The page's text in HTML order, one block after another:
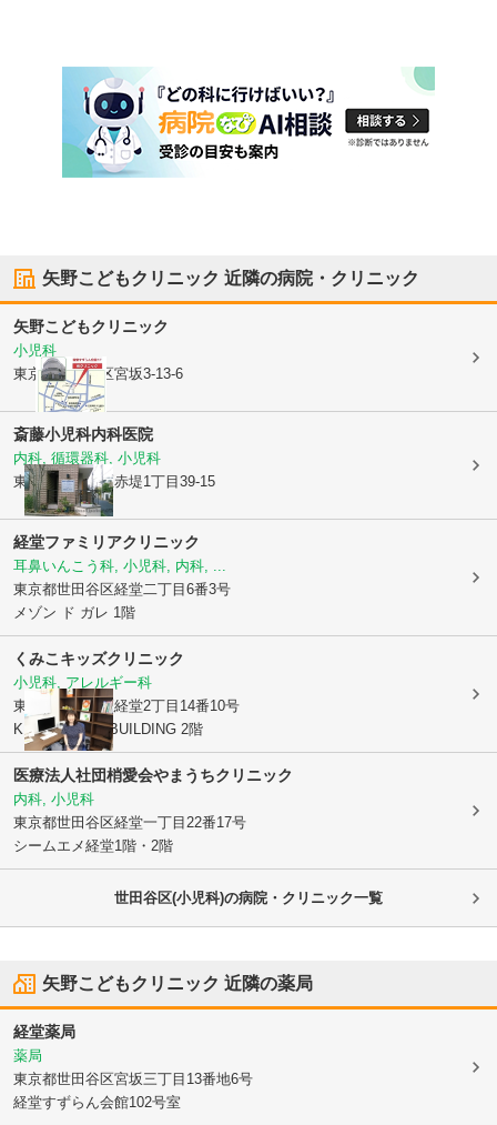
矢野こどもクリニック 近隣の病院・クリニック
矢野こどもクリニック
小児科
東京都世田谷区宮坂3-13-6
斎藤小児科内科医院
内科, 循環器科, 小児科
東京都世田谷区赤堤1丁目39-15
経堂ファミリアクリニック
耳鼻いんこう科, 小児科, 内科, ...
東京都世田谷区経堂二丁目6番3号
メゾン ド ガレ 1階
くみこキッズクリニック
小児科, アレルギー科
東京都世田谷区経堂2丁目14番10号
K・S KYODO BUILDING 2階
医療法人社団梢愛会やまうちクリニック
内科, 小児科
東京都世田谷区経堂一丁目22番17号
シームエメ経堂1階・2階
世田谷区(小児科)の病院・クリニック一覧
矢野こどもクリニック 近隣の薬局
経堂薬局
薬局
東京都世田谷区宮坂三丁目13番地6号
経堂すずらん会館102号室